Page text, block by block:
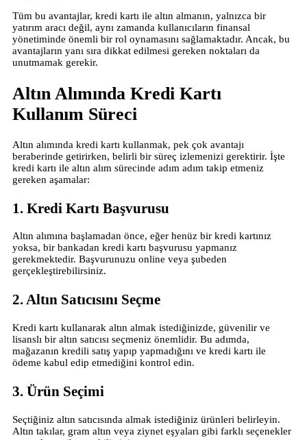
Tüm bu avantajlar, kredi kartı ile altın almanın, yalnızca bir
yatırım aracı değil, aynı zamanda kullanıcıların finansal
yönetiminde önemli bir rol oynamasını sağlamaktadır. Ancak, bu
avantajların yanı sıra dikkat edilmesi gereken noktaları da
unutmamak gerekir.
Altın Alımında Kredi Kartı
Kullanım Süreci
Altın alımında kredi kartı kullanmak, pek çok avantajı
beraberinde getirirken, belirli bir süreç izlemenizi gerektirir. İşte
kredi kartı ile altın alım sürecinde adım adım takip etmeniz
gereken aşamalar:
1. Kredi Kartı Başvurusu
Altın alımına başlamadan önce, eğer henüz bir kredi kartınız
yoksa, bir bankadan kredi kartı başvurusu yapmanız
gerekmektedir. Başvurunuzu online veya şubeden
gerçekleştirebilirsiniz.
2. Altın Satıcısını Seçme
Kredi kartı kullanarak altın almak istediğinizde, güvenilir ve
lisanslı bir altın satıcısı seçmeniz önemlidir. Bu adımda,
mağazanın kredili satış yapıp yapmadığını ve kredi kartı ile
ödeme kabul edip etmediğini kontrol edin.
3. Ürün Seçimi
Seçtiğiniz altın satıcısında almak istediğiniz ürünleri belirleyin.
Altın takılar, gram altın veya ziynet eşyaları gibi farklı seçenekler